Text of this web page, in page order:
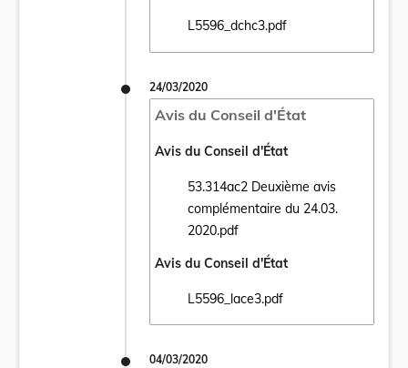
L5596_dchc3.pdf
Ouvrir le document L5596_dchc3.pdf
24/03/2020
Avis du Conseil d'État
Avis du Conseil d'État
53.314ac2 Deuxième avis
complémentaire du 24.03.
2020.pdf
Ouvrir le document 53.314ac2 Deuxième
Avis du Conseil d'État
L5596_lace3.pdf
Ouvrir le document L5596_lace3.pdf dans
04/03/2020